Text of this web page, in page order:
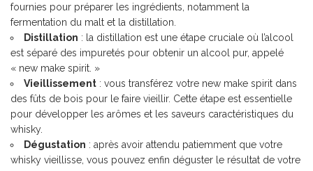
fournies pour préparer les ingrédients, notamment la
fermentation du malt et la distillation.
Distillation : la distillation est une étape cruciale où l’alcool
est séparé des impuretés pour obtenir un alcool pur, appelé
« new make spirit. »
Vieillissement : vous transférez votre new make spirit dans
des fûts de bois pour le faire vieillir. Cette étape est essentielle
pour développer les arômes et les saveurs caractéristiques du
whisky.
Dégustation : après avoir attendu patiemment que votre
whisky vieillisse, vous pouvez enfin déguster le résultat de votre